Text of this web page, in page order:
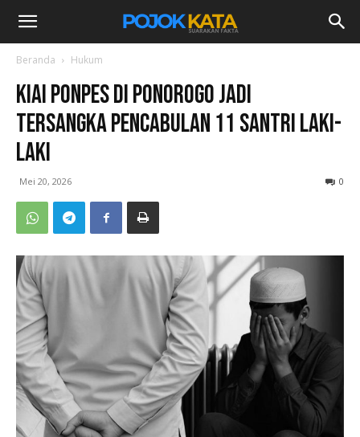
Beranda Hukum
Kiai Ponpes di Ponorogo Jadi
Tersangka Pencabulan 11 Santri Laki-
Laki
Mei 20, 2026 0